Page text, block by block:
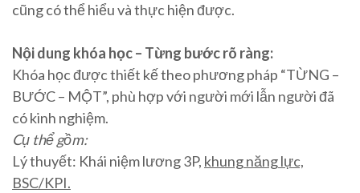
cũng có thể hiểu và thực hiện được.
Nội dung khóa học – Từng bước rõ ràng:
Khóa học được thiết kế theo phương pháp “TỪNG –
BƯỚC – MỘT”, phù hợp với người mới lẫn người đã
có kinh nghiệm.
Cụ thể gồm:
Lý thuyết: Khái niệm lương 3P, khung năng lực,
BSC/KPI.